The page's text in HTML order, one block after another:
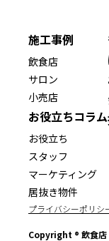
施工事例
飲食店
サロン
小売店
お役立ちコラム
お役立ち
スタッフ
マーケティング
居抜き物件
プライバシーポリシ
Copyright ® 飲食店